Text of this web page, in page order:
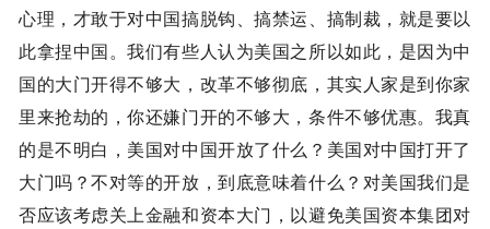
心理，才敢于对中国搞脱钩、搞禁运、搞制裁，就是要以
此拿捏中国。我们有些人认为美国之所以如此，是因为中
国的大门开得不够大，改革不够彻底，其实人家是到你家
里来抢劫的，你还嫌门开的不够大，条件不够优惠。我真
的是不明白，美国对中国开放了什么？美国对中国打开了
大门吗？不对等的开放，到底意味着什么？对美国我们是
否应该考虑关上金融和资本大门，以避免美国资本集团对